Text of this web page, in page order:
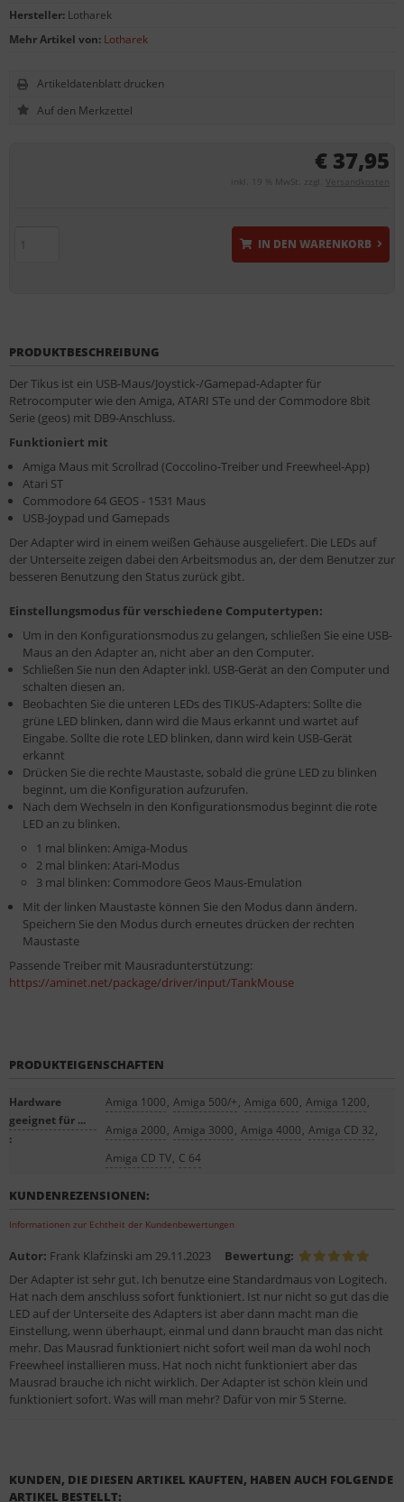
€ 37,95
inkl. 19 % MwSt. zzgl. Versandkosten
IN DEN WARENKORB
Hersteller: Lotharek
Mehr Artikel von: Lotharek
Artikeldatenblatt drucken
PRODUKTBESCHREIBUNG
Der Tikus ist ein USB-Maus/Joystick-/Gamepad-Adapter für
Retrocomputer wie den Amiga, ATARI STe und der Commodore 8bit
Serie (geos) mit DB9-Anschluss.
Funktioniert mit
Amiga Maus mit Scrollrad (Coccolino-Treiber und Freewheel-App)
Atari ST
Commodore 64 GEOS - 1531 Maus
USB-Joypad und Gamepads
Der Adapter wird in einem weißen Gehäuse ausgeliefert. Die LEDs auf
der Unterseite zeigen dabei den Arbeitsmodus an, der dem Benutzer zur
besseren Benutzung den Status zurück gibt.
Einstellungsmodus für verschiedene Computertypen:
Um in den Konfigurationsmodus zu gelangen, schließen Sie eine USB-
Maus an den Adapter an, nicht aber an den Computer.
Schließen Sie nun den Adapter inkl. USB-Gerät an den Computer und
schalten diesen an.
Beobachten Sie die unteren LEDs des TIKUS-Adapters: Sollte die
grüne LED blinken, dann wird die Maus erkannt und wartet auf
Eingabe. Sollte die rote LED blinken, dann wird kein USB-Gerät
erkannt
Drücken Sie die rechte Maustaste, sobald die grüne LED zu blinken
beginnt, um die Konfiguration aufzurufen.
Nach dem Wechseln in den Konfigurationsmodus beginnt die rote
LED an zu blinken.
1 mal blinken: Amiga-Modus
2 mal blinken: Atari-Modus
3 mal blinken: Commodore Geos Maus-Emulation
Mit der linken Maustaste können Sie den Modus dann ändern.
Speichern Sie den Modus durch erneutes drücken der rechten
Maustaste
Passende Treiber mit Mausradunterstützung:
https://aminet.net/package/driver/input/TankMouse
PRODUKTEIGENSCHAFTEN
Hardware
geeignet für ...
:
Amiga 1000, Amiga 500/+, Amiga 600, Amiga 1200,
Amiga 2000, Amiga 3000, Amiga 4000, Amiga CD 32,
Amiga CD TV, C 64
KUNDENREZENSIONEN:
Informationen zur Echtheit der Kundenbewertungen
Autor: Frank Klafzinski am 29.11.2023 Bewertung:
Der Adapter ist sehr gut. Ich benutze eine Standardmaus von Logitech.
Hat nach dem anschluss sofort funktioniert. Ist nur nicht so gut das die
LED auf der Unterseite des Adapters ist aber dann macht man die
Einstellung, wenn überhaupt, einmal und dann braucht man das nicht
mehr. Das Mausrad funktioniert nicht sofort weil man da wohl noch
Freewheel installieren muss. Hat noch nicht funktioniert aber das
Mausrad brauche ich nicht wirklich. Der Adapter ist schön klein und
funktioniert sofort. Was will man mehr? Dafür von mir 5 Sterne.
KUNDEN, DIE DIESEN ARTIKEL KAUFTEN, HABEN AUCH FOLGENDE
ARTIKEL BESTELLT: